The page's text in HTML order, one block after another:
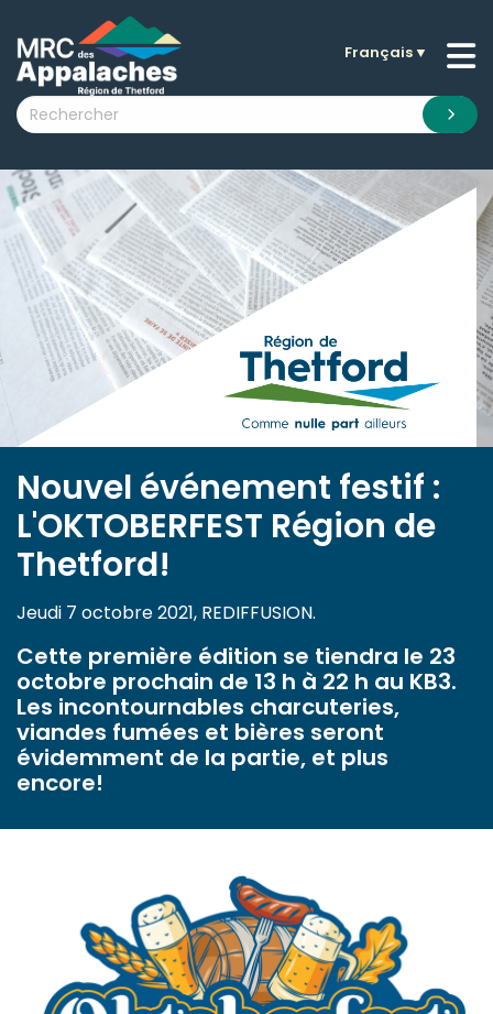
submenu (La MRC )
submenu (Citoyens )
submenu (Visiteurs )
submenu (Nouvelles )
submenu (Documentation )
Français▼
Nouvel événement festif :
L'OKTOBERFEST Région de
Thetford!
Jeudi 7 octobre 2021, REDIFFUSION.
Cette première édition se tiendra le 23
octobre prochain de 13 h à 22 h au KB3.
Les incontournables charcuteries,
viandes fumées et bières seront
évidemment de la partie, et plus
encore!